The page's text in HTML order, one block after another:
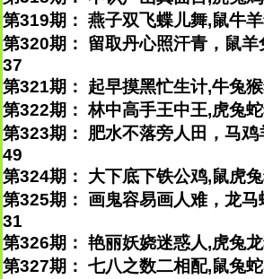
第319期： 燕子双飞蝶儿舞,鼠牛
第320期： 留取丹心照汗青，鼠
37
第321期： 起早摸黑忙生计,牛兔
第322期： 林中高手王中王,虎兔
第323期： 肥水不落旁人田，马
49
第324期： 大下底下铁公鸡,鼠虎
第325期： 画鬼容易画人难，龙
31
第326期： 艳丽妖娆迷惑人,虎兔
第327期： 七八之数二相配,鼠兔